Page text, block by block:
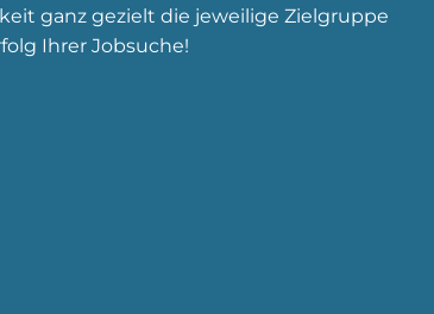
ganz gezielt die jeweilige Zielgruppe
Ihrer Jobsuche!